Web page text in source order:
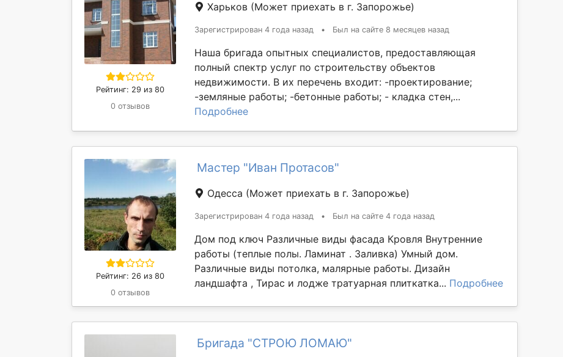
Рейтинг: 29 из 80
0 отзывов
Харьков (Может приехать в г. Запорожье)
Зарегистрирован 4 года назад • Был на сайте 8 месяцев назад
Наша бригада опытных специалистов, предоставляющая
полный спектр услуг по строительству объектов
недвижимости. В их перечень входит: -проектирование;
-земляные работы; -бетонные работы; - кладка стен,...
Подробнее
Рейтинг: 26 из 80
0 отзывов
Мастер "Иван Протасов"
Одесса (Может приехать в г. Запорожье)
Зарегистрирован 4 года назад • Был на сайте 4 года назад
Дом под ключ Различные виды фасада Кровля Внутренние
работы (теплые полы. Ламинат . Заливка) Умный дом.
Различные виды потолка, малярные работы. Дизайн
ландшафта , Тирас и лодже тратуарная плиткатка... Подробнее
Бригада "СТРОЮ ЛОМАЮ"